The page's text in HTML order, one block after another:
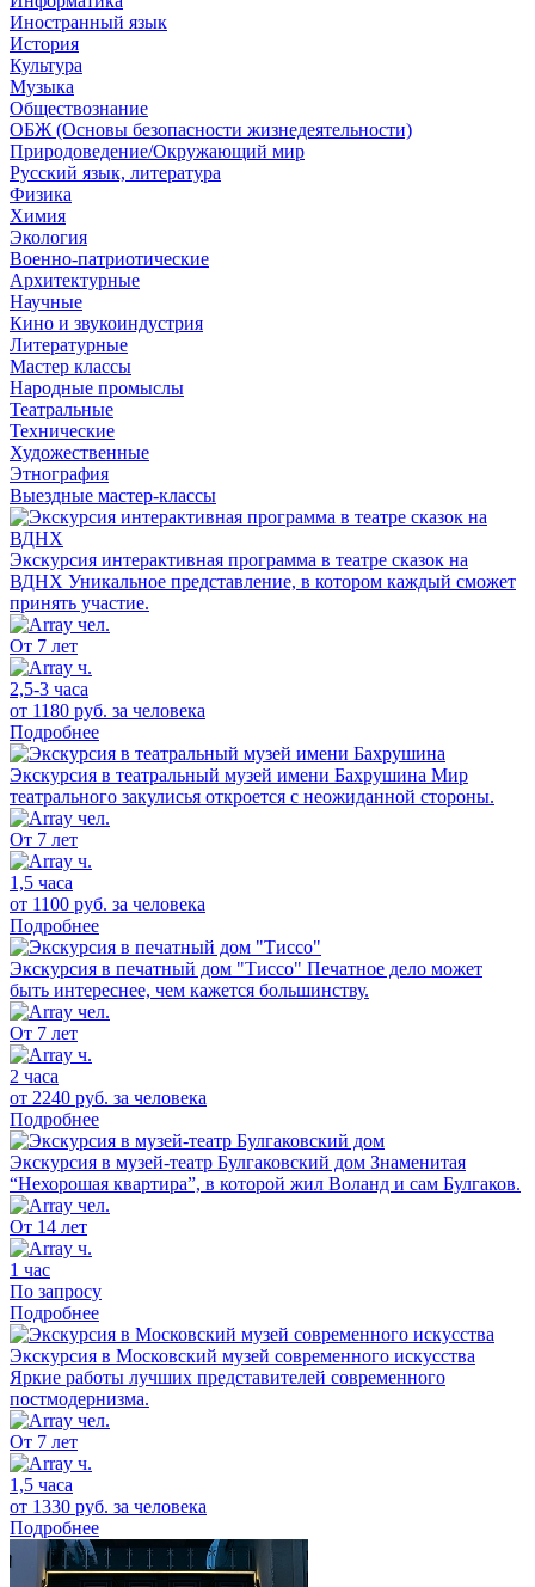
Иностранный язык
История
Культура
Музыка
Обществознание
ОБЖ (Основы безопасности жизнедеятельности)
Природоведение/Окружающий мир
Русский язык, литература
Физика
Химия
Экология
Военно-патриотические
Архитектурные
Научные
Кино и звукоиндустрия
Литературные
Мастер классы
Народные промыслы
Театральные
Технические
Художественные
Этнография
Выездные мастер-классы
Экскурсия интерактивная программа в театре сказок на
ВДНХ Уникальное представление, в котором каждый сможет
принять участие.
От 7 лет
2,5-3 часа
от 1180 руб. за человека
Подробнее
Экскурсия в театральный музей имени Бахрушина Мир
театрального закулисья откроется с неожиданной стороны.
От 7 лет
1,5 часа
от 1100 руб. за человека
Подробнее
Экскурсия в печатный дом "Тиссо" Печатное дело может
быть интереснее, чем кажется большинству.
От 7 лет
2 часа
от 2240 руб. за человека
Подробнее
Экскурсия в музей-театр Булгаковский дом Знаменитая
“Нехорошая квартира”, в которой жил Воланд и сам Булгаков.
От 14 лет
1 час
По запросу
Подробнее
Экскурсия в Московский музей современного искусства
Яркие работы лучших представителей современного
постмодернизма.
От 7 лет
1,5 часа
от 1330 руб. за человека
Подробнее